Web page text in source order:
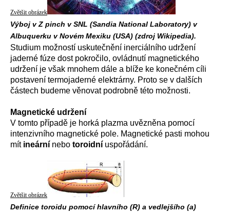
Zvětšit obrázek
Výboj v Z pinch v SNL (Sandia National Laboratory) v
Albuquerku v Novém Mexiku (USA) (zdroj Wikipedia).
Studium možností uskutečnění inerciálního udržení
jaderné fúze dost pokročilo, ovládnutí magnetického
udržení je však mnohem dále a blíže ke konečném cíli
postavení termojaderné elektrárny. Proto se v dalších
částech budeme věnovat podrobně této možnosti.
Magnetické udržení
V tomto případě je horká plazma uvězněna pomocí
intenzivního magnetické pole. Magnetické pasti mohou
mít ineární nebo toroidní uspořádání.
Zvětšit obrázek
Definice toroidu pomocí hlavního (R) a vedlejšího (a)